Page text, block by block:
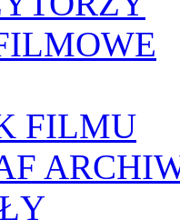
FILMU